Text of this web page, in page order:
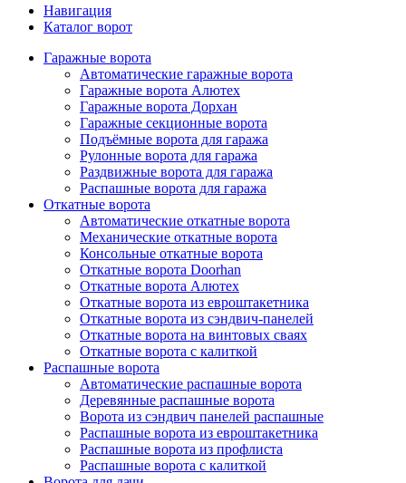
Навигация
Каталог ворот
Гаражные ворота
Автоматические гаражные ворота
Гаражные ворота Алютех
Гаражные ворота Дорхан
Гаражные секционные ворота
Подъёмные ворота для гаража
Рулонные ворота для гаража
Раздвижные ворота для гаража
Распашные ворота для гаража
Откатные ворота
Автоматические откатные ворота
Механические откатные ворота
Консольные откатные ворота
Откатные ворота Doorhan
Откатные ворота Алютех
Откатные ворота из евроштакетника
Откатные ворота из сэндвич-панелей
Откатные ворота на винтовых сваях
Откатные ворота с калиткой
Распашные ворота
Автоматические распашные ворота
Деревянные распашные ворота
Ворота из сэндвич панелей распашные
Распашные ворота из евроштакетника
Распашные ворота из профлиста
Распашные ворота с калиткой